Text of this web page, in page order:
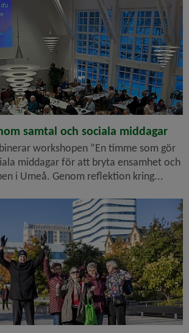
samtal och sociala middagar
workshopen ”En timme som gör
middagar för att bryta ensamhet och
i Umeå. Genom reflektion kring...